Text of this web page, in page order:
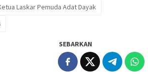
Laskar Pemuda Adat Dayak
SEBARKAN